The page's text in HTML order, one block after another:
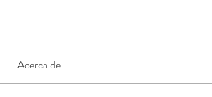
Acerca de